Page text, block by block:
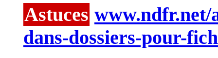
Astuces www.ndfr.net/
dans-dossiers-pour-